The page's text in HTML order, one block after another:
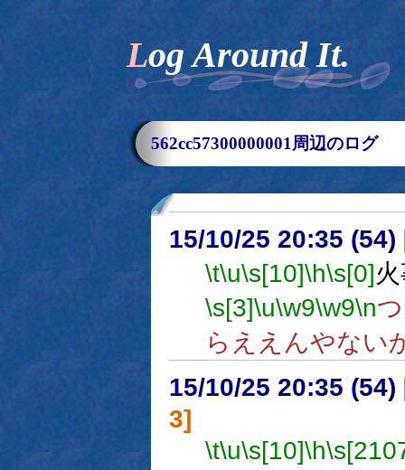
Log Around It.
562cc57300000001周辺のログ
15/10/25 20:35 (54)
\t\u\s[10]\h\s[0]
\s[3]\u\w9\w9\n
らええんやない
15/10/25 20:35 (54)
3]
\t\u\s[10]\h